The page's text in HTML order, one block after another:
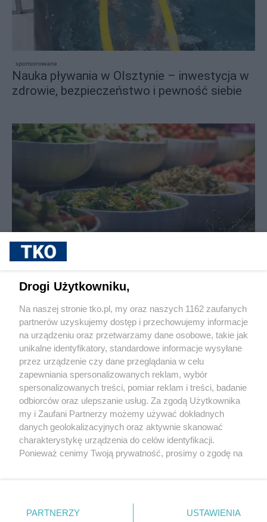
sponsorowane
Nauka pływania w Olsztynie – inwestycja w
zdrowie, bezpieczeństwo i pewność siebie
sponsorowane
dietetycznego? To nie tylko oszczędność
Pokaż więcej
Reklama Tematy Archiwum artykułów
Drogi Użytkowniku,
Na naszej stronie tko.pl, my oraz naszych 1162 zaufanych
partnerów uzyskujemy dostęp i przechowujemy informacje
na urządzeniu oraz przetwarzamy dane osobowe, takie jak
unikalne identyfikatory, standardowe informacje wysyłane
przez urządzenie czy dane przeglądania w celu
zapewniania spersonalizowanych reklam, wybór
spersonalizowanych treści, pomiar reklam i treści, badanie
odbiorców oraz ulepszanie usług. Za zgodą Użytkownika
my i Zaufani Partnerzy możemy używać dokładnych
danych geolokalizacyjnych oraz aktywnie skanować
charakterystykę urządzenia do celów identyfikacji.
Ponieważ cenimy Twoją prywatność, prosimy o zgodę na
znajdujący się w lewym dolnym rogu strony
. Niektóre
PARTNERZY USTAWIENIA